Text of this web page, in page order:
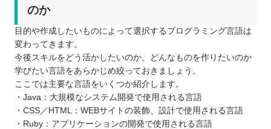
のか
目的や作成したいものによって選択するプログラミング言語は
変わってきます。
今後スキルをどう活かしたいのか、どんなものを作りたいのか
学びたい言語をあらかじめ絞っておきましょう。
ここでは主要な言語をいくつか紹介します。
・Java：大規模なシステム開発で使用される言語
・CSS／HTML：WEBサイトの装飾、設計で使用される言語
・Ruby：アプリケーションの開発で使用される言語